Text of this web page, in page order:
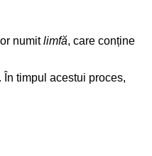
numitlimfă, care conține
timpul acestui proces,